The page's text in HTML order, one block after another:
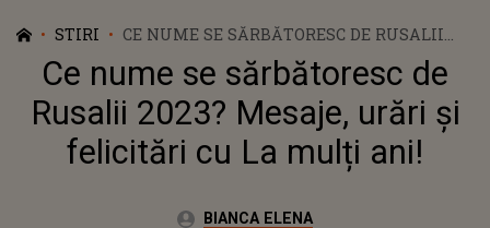
STIRI
CE NUME SE SĂRBĂTORESC DE RUSALII
2023? MESAJE, URĂRI ȘI FELICITĂRI CU LA
MULȚI ANI!
Ce nume se sărbătoresc de
Rusalii 2023? Mesaje, urări și
felicitări cu La mulți ani!
Autor:BIANCA ELENA